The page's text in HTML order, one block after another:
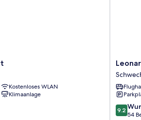
Kostenloses WLAN
Klimaanlage
Smart
Hotel
Vienna
Airport
9.2
von
9.2
54